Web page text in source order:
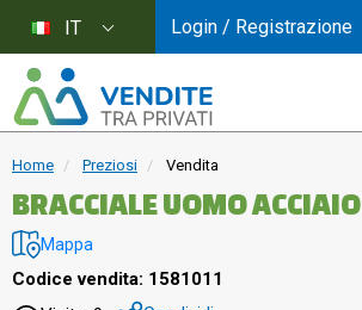
Home Preziosi Vendita
BRACCIALE UOMO ACCIAIO
Mappa
Codice vendita: 1581011
IT Login / Registrazione